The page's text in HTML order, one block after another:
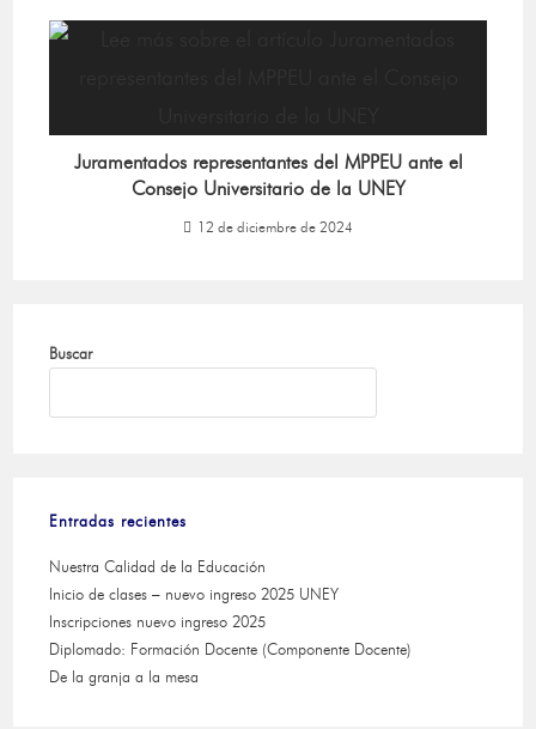
Juramentados representantes del MPPEU ante el
Consejo Universitario de la UNEY
12 de diciembre de 2024
Buscar
Entradas recientes
Nuestra Calidad de la Educación
Inicio de clases – nuevo ingreso 2025 UNEY
Inscripciones nuevo ingreso 2025
Diplomado: Formación Docente (Componente Docente)
De la granja a la mesa